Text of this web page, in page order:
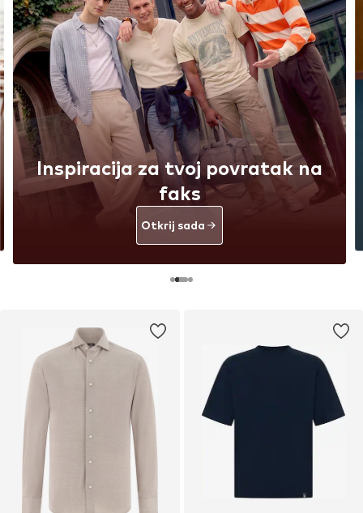
Inspiracija za tvoj povratak na
faks
Otkrij sada